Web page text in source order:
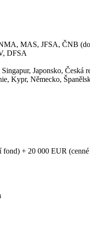
MAS, JFSA, ČNB
DFSA
Japonsko, Česká
Kypr, Německo,
+ 20 000 EUR